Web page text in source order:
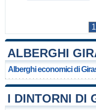
1
ALBERGHI
Alberghi economici di
I DINTORNI DI